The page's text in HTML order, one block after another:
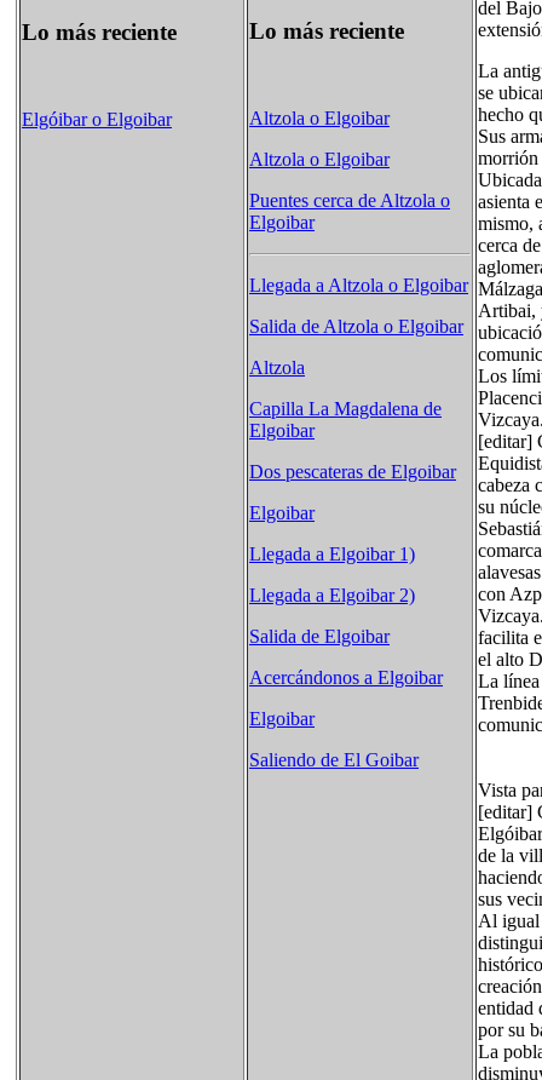
Lo más reciente
Elgóibar o Elgoibar
Lo más reciente
Altzola o Elgoibar
Altzola o Elgoibar
Puentes cerca de Altzola o
Elgoibar
Llegada a Altzola o Elgoibar
Salida de Altzola o Elgoibar
Altzola
Capilla La Magdalena de
Elgoibar
Dos pescateras de Elgoibar
Elgoibar
Llegada a Elgoibar 1)
Llegada a Elgoibar 2)
Salida de Elgoibar
Acercándonos a Elgoibar
Elgoibar
Saliendo de El Goibar
del
La
se
hecho
Sus
morrión
asienta
mismo,
cerca
Artibai,
Los
[editar]
cabeza
su
con
facilita
el alto
La
Vista
[editar]
de la
sus
Al igual
entidad
por su
La